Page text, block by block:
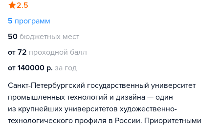
2.5
5 программ
50 бюджетных мест
от 72 проходной балл
от 140000 р. за год
Санкт-Петербургский государственный университет
промышленных технологий и дизайна — один
из крупнейших университетов художественно-
технологического профиля в России. Приоритетными